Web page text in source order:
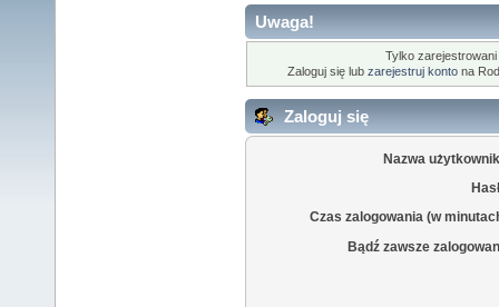
Uwaga!
Tylko
Zaloguj się lub zarejestruj konto na
Zaloguj się
Nazwa
Czas zalogowania (w
Bądź zawsze